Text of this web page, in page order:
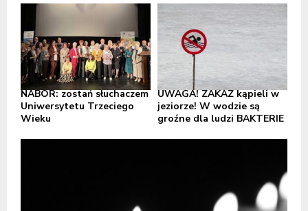
NABÓR: zostań słuchaczem
Uniwersytetu Trzeciego
Wieku
UWAGA! ZAKAZ kąpieli w
jeziorze! W wodzie są
groźne dla ludzi BAKTERIE